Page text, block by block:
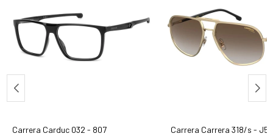
Carrera Carduc 032 - 807 Carrera Carrera 318/s -